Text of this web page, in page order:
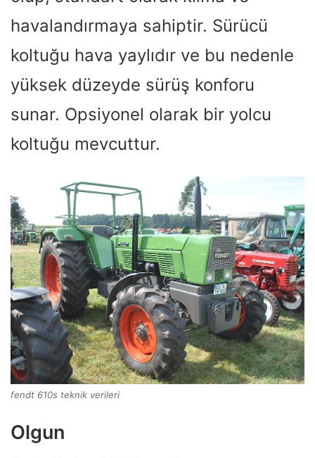
havalandırmaya sahiptir. Sürücü
koltuğu hava yaylıdır ve bu nedenle
yüksek düzeyde sürüş konforu
sunar. Opsiyonel olarak bir yolcu
koltuğu mevcuttur.
fendt 610s teknik verileri
Olgun